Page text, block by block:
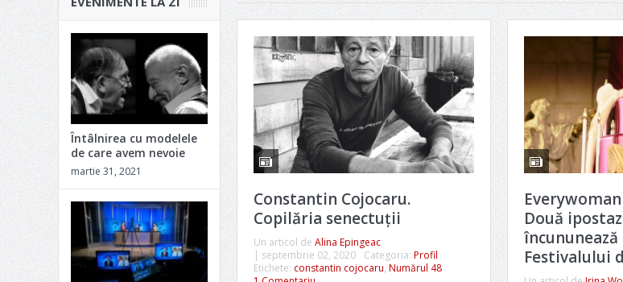
Constantin Cojocaru.
Copilăria senectuţii
Un articol de Alina Epingeac
| septembrie 02, 2020 Categoria: Profil
Etichete: constantin cojocaru, Numărul 48
Două
Festivalului
Întâlnirea cu modelele
de care avem nevoie
martie 31, 2021